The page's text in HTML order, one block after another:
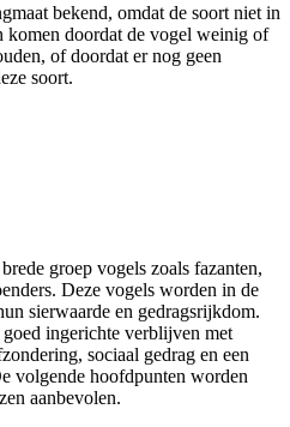
bekend, omdat de soort niet in
doordat de vogel weinig of
of doordat er nog geen
soort.
groep vogels zoals fazanten,
Deze vogels worden in de
sierwaarde en gedragsrijkdom.
ingerichte verblijven met
sociaal gedrag en een
volgende hoofdpunten worden
aanbevolen.